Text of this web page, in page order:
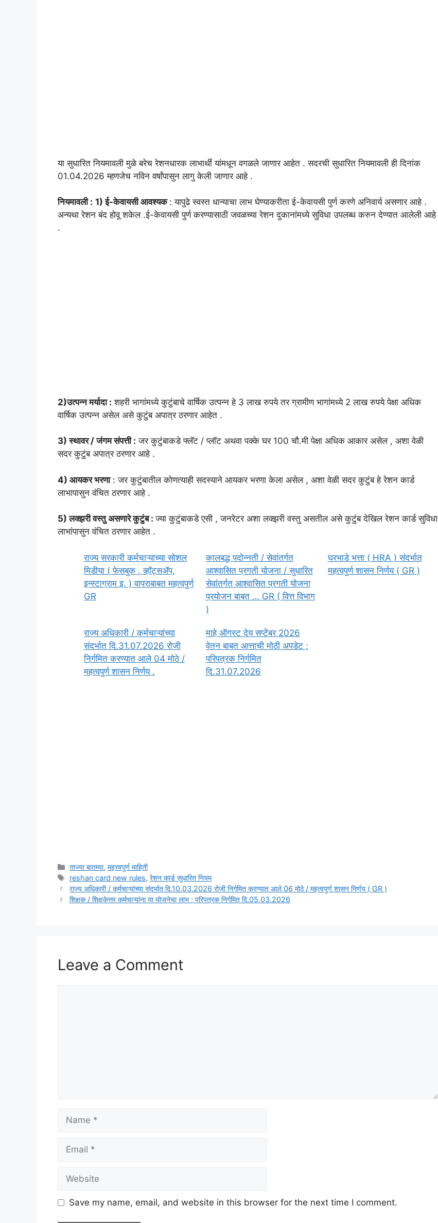
या सुधारित नियमावली मुळे बरेच रेशनधारक लाभार्थी यांमधून वगळले जाणार आहेत . सदरची सुधारित नियमावली ही दिनांक
01.04.2026 म्हणजेच नविन वर्षांपासुन लागु केली जाणार आहे .
नियमावली : 1) ई-केवायसी आवश्यक : यापुढे स्वस्‍त धान्याचा लाभ घेण्याकरीता ई-केवायसी पुर्ण करणे अनिवार्य असणार आहे .
अन्यथा रेशन बंद होवू शकेल .ई-केवायसी पुर्ण करण्यासाठी जवळच्या रेशन दुकानांमध्ये सुविधा उपलब्ध करुन देण्यात आलेली आहे
.
2)उत्पन्न मर्यादा : शहरी भागांमध्ये कुटुंबाचे वार्षिक उत्पन्न हे 3 लाख रुपये तर ग्रामीण भागांमध्ये 2 लाख रुपये पेक्षा अधिक
वार्षिक उत्पन्न असेल असे कुटुंब अपात्र ठरणार आहेत .
3) स्थावर / जंगम संपत्ती : जर कुटुंबाकडे फ्लॅट / प्लॉट अथवा पक्के घर 100 चौ.मी पेक्षा अधिक आकार असेल , अशा वेळी
सदर कुटुंब अपात्र ठरणार आहे .
4) आयकर भरणा: जर कुटुंबातील कोणत्याही सदस्याने आयकर भरणा केला असेल , अशा वेळी सदर कुटुंब हे रेशन कार्ड
लाभापासुन वंचित ठरणार आहे .
5) लक्झरी वस्तु असणारे कुटुंब :ज्या कुटुंबाकडे एसी , जनरेटर अशा लक्झरी वस्तु असतील असे कुटुंब देखिल रेशन कार्ड सुविधा
लाभांपासुन वंचित ठरणार आहेत .
राज्य सरकारी कर्मचाऱ्याच्या सोशल
मिडीया ( फेसबुक , व्हॉट्सॲप,
इन्स्टाग्राम इ. ) वापराबाबत महत्वपुर्ण
GR
कालबद्ध पदोन्नती / सेवांतर्गत
आश्वासित प्रगती योजना / सुधारित
सेवांतर्गत आश्वासित प्रगती योजना
प्रयोजन बाबत … GR ( वित्त विभाग
)
घरभाडे भत्ता ( HRA ) संदर्भात
महत्वपुर्ण शासन निर्णय ( GR )
राज्य अधिकारी / कर्मचाऱ्यांच्या
संदर्भात दि.31.07.2026 रोजी
निर्गमित करण्यात आले 04 मोठे /
महत्वपुर्ण शासन निर्णय .
माहे ऑगस्ट देय सप्टेंबर 2026
वेतन बाबत आत्ताची मोठी अपडेट ;
परिपत्रक निर्गमित
दि.31.07.2026
Categories
ताज्या बातम्या,महत्त्वपुर्ण माहिती
Tags
reshan card new rules,रेशन कार्ड सुधारित नियम
राज्य अधिकारी / कर्मचाऱ्यांच्या संदर्भात दि.10.03.2026 रोजी निर्गमित करण्यात आले 06 मोठे / महत्वपुर्ण शासन निर्णय ( GR )
शिक्षक / शिक्षकेत्तर कर्मचाऱ्यांना या योजनेचा लाभ ; परिपत्रक निर्गमित दि.05.03.2026
Leave a Comment
Save my name, email, and website in this browser for the next time I comment.